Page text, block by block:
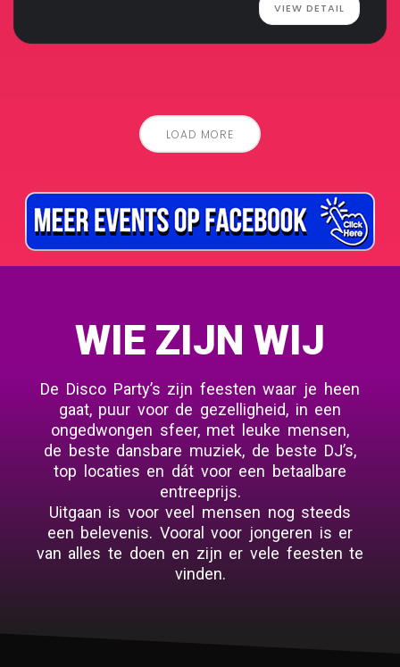
VIEW DETAIL
LOAD MORE
WIE ZIJN WIJ
De Disco Party’s zijn feesten waar je heen
gaat, puur voor de gezelligheid, in een
ongedwongen sfeer, met leuke mensen,
de beste dansbare muziek, de beste DJ’s,
top locaties en dát voor een betaalbare
entreeprijs.
Uitgaan is voor veel mensen nog steeds
een belevenis. Vooral voor jongeren is er
van alles te doen en zijn er vele feesten te
vinden.